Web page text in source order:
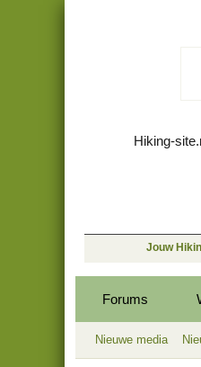
Hiking-
Jouw
Forums
Nieuwe media